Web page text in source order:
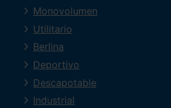
Monovolumen
Utilitario
Berlina
Deportivo
Descapotable
Industrial